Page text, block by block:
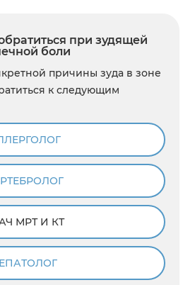
при зудящей
боли
причины зуда в зоне
к следующим
МРТ И КТ